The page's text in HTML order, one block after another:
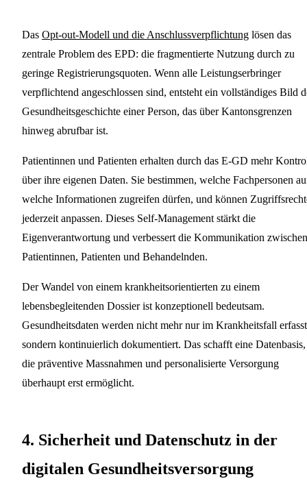
Das Opt-out-Modell und die Anschlussverpflichtung lösen das
zentrale Problem des EPD: die fragmentierte Nutzung durch zu
geringe Registrierungsquoten. Wenn alle Leistungserbringer
verpflichtend angeschlossen sind, entsteht ein vollständiges Bild
Gesundheitsgeschichte einer Person, das über Kantonsgrenzen
hinweg abrufbar ist.
Patientinnen und Patienten erhalten durch das E-GD mehr
über ihre eigenen Daten. Sie bestimmen, welche Fachpersonen
welche Informationen zugreifen dürfen, und können
jederzeit anpassen. Dieses Self-Management stärkt die
Eigenverantwortung und verbessert die Kommunikation zwischen
Patientinnen, Patienten und Behandelnden.
Der Wandel von einem krankheitsorientierten zu einem
lebensbegleitenden Dossier ist konzeptionell bedeutsam.
Gesundheitsdaten werden nicht mehr nur im Krankheitsfall
sondern kontinuierlich dokumentiert. Das schafft eine Datenbasis,
die präventive Massnahmen und personalisierte Versorgung
überhaupt erst ermöglicht.
4. Sicherheit und Datenschutz in der
digitalen Gesundheitsversorgung